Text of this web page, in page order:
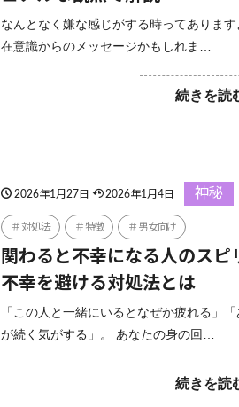
なんとなく嫌な感じがする時ってありま
在意識からのメッセージかもしれま…
続きを読
2026年1月27日 2026年1月4日 神秘
対処法 特徴 男女向け
関わると不幸になる人のスピ
不幸を避ける対処法とは
「この人と一緒にいるとなぜか疲れる」
が続く気がする」。 あなたの身の回…
続きを読